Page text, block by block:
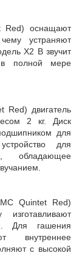
Red) оснащают
устраняют
X2 B звучит
полной мере
Red) двигатель
2 кг. Диск
для
для
обладающее
Quintet Red)
Для гашения
внутреннее
с высокой